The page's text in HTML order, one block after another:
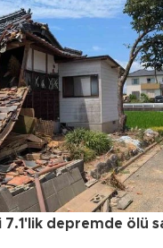
depremde ölü